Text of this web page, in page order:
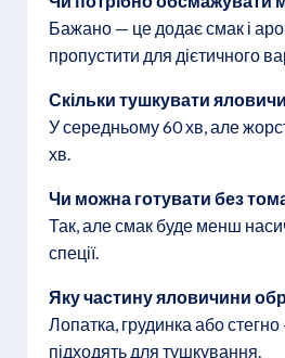
Бажано — це додає смак і
пропустити для дієтичного
Скільки тушкувати
У середньому 60 хв, але
хв.
Чи можна готувати без
Так, але смак буде менш
спеції.
Яку частину яловичини
Лопатка, грудинка або
підходять для тушкування.